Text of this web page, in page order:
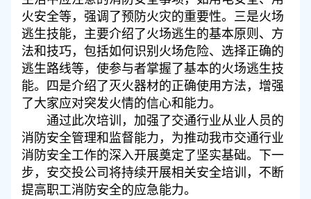
火安全等，强调了预防火灾的重要性。 三是火场
逃生技能， 主要介绍了火场逃生的基本原则、方
法和技巧，包括如何识别火场危险、选择正确的
逃生路线等，使参与者掌握了基本的火场逃生技
能。 四是介绍了灭火器材的正确使用方法，增强
了大家应对突发火情的信心和能力。
通过此次培训，加强了交通行业从业人员的
消防安全管理和监督能力，为推动我市交通行业
消防安全工作的深入开展奠定了坚实基础。下一
步，安交投公司将持续开展相关安全培训，不断
提高职工消防安全的应急能力。